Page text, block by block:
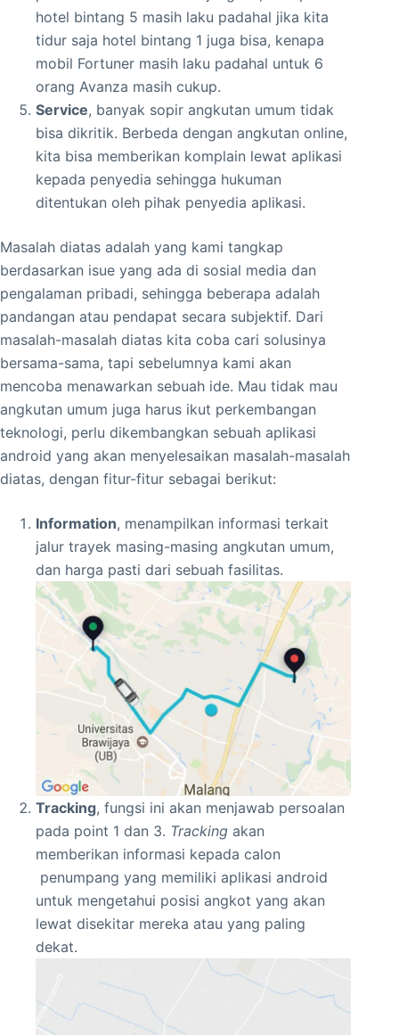
hotel bintang 5 masih laku padahal jika kita
tidur saja hotel bintang 1 juga bisa, kenapa
mobil Fortuner masih laku padahal untuk 6
orang Avanza masih cukup.
Service, banyak sopir angkutan umum tidak
bisa dikritik. Berbeda dengan angkutan online,
kita bisa memberikan komplain lewat aplikasi
kepada penyedia sehingga hukuman
ditentukan oleh pihak penyedia aplikasi.
Masalah diatas adalah yang kami tangkap
berdasarkan isue yang ada di sosial media dan
pengalaman pribadi, sehingga beberapa adalah
pandangan atau pendapat secara subjektif. Dari
masalah-masalah diatas kita coba cari solusinya
bersama-sama, tapi sebelumnya kami akan
mencoba menawarkan sebuah ide. Mau tidak mau
angkutan umum juga harus ikut perkembangan
teknologi, perlu dikembangkan sebuah aplikasi
android yang akan menyelesaikan masalah-masalah
diatas, dengan fitur-fitur sebagai berikut:
Information, menampilkan informasi terkait
jalur trayek masing-masing angkutan umum,
dan harga pasti dari sebuah fasilitas.
Tracking, fungsi ini akan menjawab persoalan
pada point 1 dan 3. Tracking akan
memberikan informasi kepada calon
penumpang yang memiliki aplikasi android
untuk mengetahui posisi angkot yang akan
lewat disekitar mereka atau yang paling
dekat.